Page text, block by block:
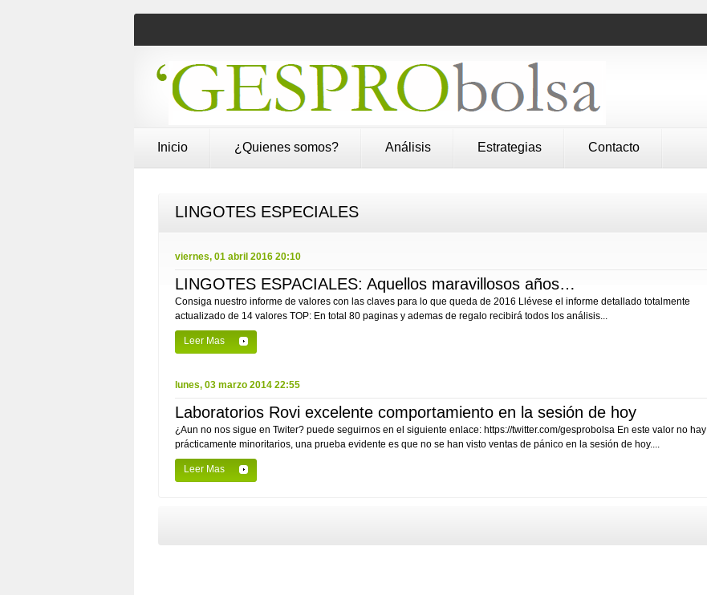
Inicio ¿Quienes somos? Análisis Estrategias Contacto
LINGOTES ESPECIALES
viernes, 01 abril 2016 20:10
LINGOTES ESPACIALES: Aquellos maravillosos años…
Consiga nuestro informe de valores con las claves para lo que queda de 2016 Llévese el informe detallado totalmente
actualizado de 14 valores TOP: En total 80 paginas y ademas de regalo recibirá todos los análisis...
Leer Mas
lunes, 03 marzo 2014 22:55
Laboratorios Rovi excelente comportamiento en la sesión de hoy
¿Aun no nos sigue en Twiter? puede seguirnos en el siguiente enlace: https://twitter.com/gesprobolsa En este valor no hay
prácticamente minoritarios, una prueba evidente es que no se han visto ventas de pánico en la sesión de hoy....
Leer Mas